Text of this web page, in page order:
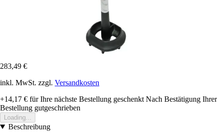
283,49 €
inkl. MwSt. zzgl. Versandkosten
+14,17 € für Ihre nächste Bestellung geschenkt Nach Bestätigung Ihrer
Bestellung gutgeschrieben
Loading...
Beschreibung